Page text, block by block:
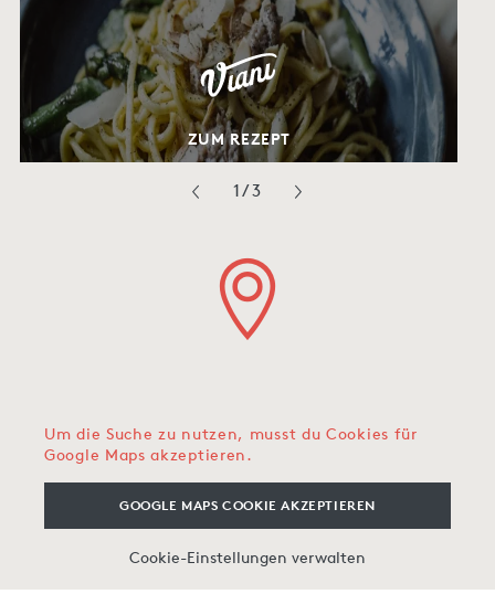
ZUM REZEPT
1/3
Um die Suche zu nutzen, musst du Cookies für
Google Maps akzeptieren.
GOOGLE MAPS COOKIE AKZEPTIEREN
Cookie-Einstellungen verwalten